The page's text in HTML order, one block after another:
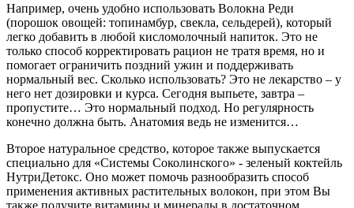
Например, очень удобно использовать Волокна Реди
(порошок овощей: топинамбур, свекла, сельдерей), который
легко добавить в любой кисломолочный напиток. Это не
только способ корректировать рацион не тратя время, но и
помогает ограничить поздний ужин и поддерживать
нормальный вес. Сколько использовать? Это не лекарство – у
него нет дозировки и курса. Сегодня выпьете, завтра –
пропустите… Это нормальный подход. Но регулярность
конечно должна быть. Анатомия ведь не изменится…
Второе натуральное средство, которое также выпускается
специально для «Системы Соколинского» - зеленый коктейль
НутриДетокс. Оно может помочь разнообразить способ
применения активных растительных волокон, при этом Вы
также получите витамины и минералы в достаточном